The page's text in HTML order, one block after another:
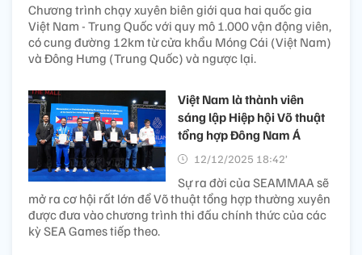
Chương trình chạy xuyên biên giới qua hai quốc gia
Việt Nam - Trung Quốc với quy mô 1.000 vận động viên,
có cung đường 12km từ cửa khẩu Móng Cái (Việt Nam)
và Đông Hưng (Trung Quốc) và ngược lại.
Việt Nam là thành viên
sáng lập Hiệp hội Võ thuật
tổng hợp Đông Nam Á
12/12/2025 18:42’
Sự ra đời của SEAMMAA sẽ
mở ra cơ hội rất lớn để Võ thuật tổng hợp thường xuyên
được đưa vào chương trình thi đấu chính thức của các
kỳ SEA Games tiếp theo.